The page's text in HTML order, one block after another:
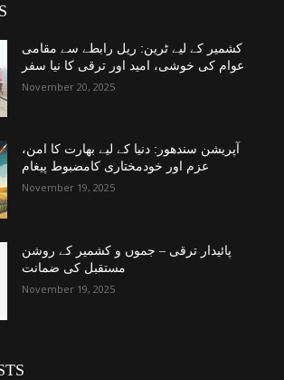
کشمیر کے لیے ٹرین: ریل رابطے سے مقامی
عوام کی خوشی، امید اور ترقی کا نیا سفر
November 20, 2025
آپریشن سندھور: دنیا کے لیے بھارت کا امن،
عزم اور خودمختاری کامضبوط پیغام
November 19, 2025
پائیدار ترقی – جموں و کشمیر کے روشن
مستقبل کی ضمانت
November 19, 2025